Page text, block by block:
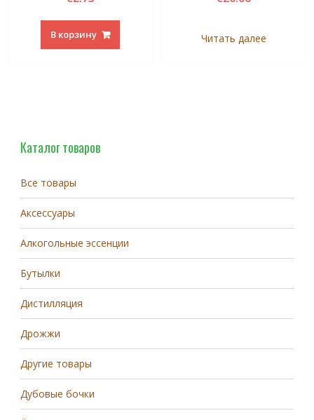
В корзину Читать далее
Каталог товаров
Все товары
Аксессуары
Алкогольные эссенции
Бутылки
Дистилляция
Дрожжи
Другие товары
Дубовые бочки